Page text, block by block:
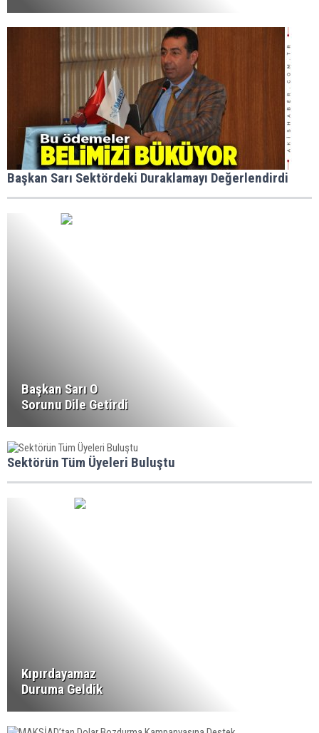
Başkan Sarı Sektördeki Duraklamayı Değerlendirdi
Başkan Sarı O
Sorunu Dile Getirdi
Sektörün Tüm Üyeleri Buluştu
Kıpırdayamaz
Duruma Geldik